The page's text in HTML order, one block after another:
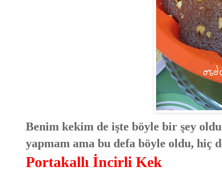
Benim kekim de işte böyle bir şey
yapmam ama bu defa böyle oldu, hiç
Portakallı İncirli Kek